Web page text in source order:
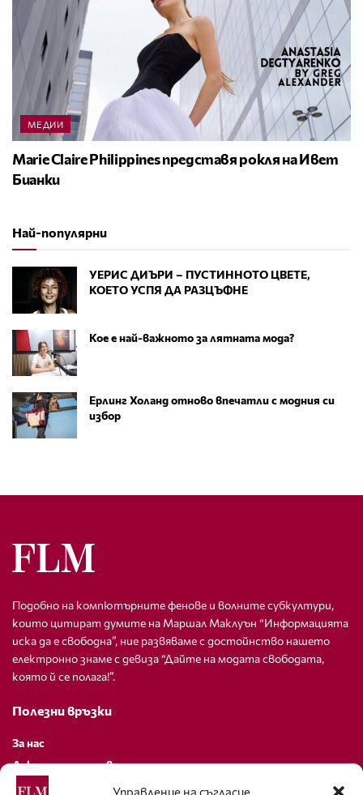
Управление на съгласие
МЕДИИ
Marie Claire Philippines представя рокля на Ивет
Бианки
Най-популярни
УЕРИС ДИЪРИ – ПУСТИННОТО ЦВЕТЕ,
КОЕТО УСПЯ ДА РАЗЦЪФНЕ
Кое е най-важното за лятната мода?
Ерлинг Холанд отново впечатли с модния си
избор
Подобно на компютърните фенове и волните субкултури,
които цитират думите на Маршал Маклуън “Информацията
иска да е свободна”, ние развяваме с достойнство нашето
електронно знаме с девиза “Дайте на модата свободата,
която й се полага!”.
Полезни връзки
За нас
Декларация за поверителност
Политика за бисквитки